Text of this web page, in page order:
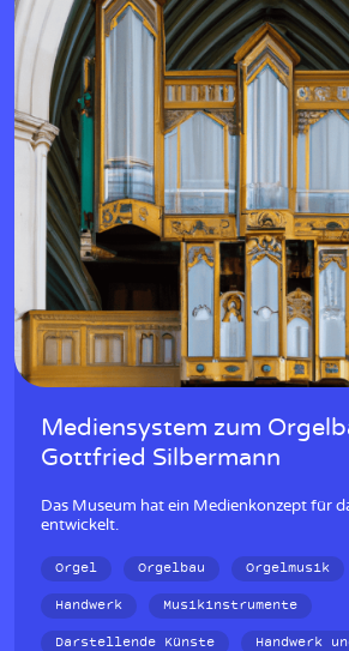
Mediensystem zum
Gottfried Silbermann
Das Museum hat ein Medienkonzept für
entwickelt.
Orgel Orgelbau Orgelmusik
Handwerk
Musikinstrumente
Darstellende Künste
Handwerk